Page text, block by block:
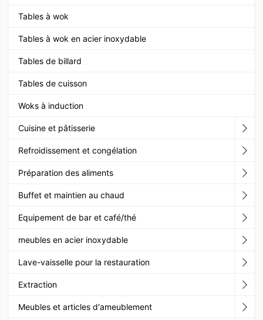
Tables à wok
Tables à wok en acier inoxydable
Tables de billard
Tables de cuisson
Woks à induction
Cuisine et pâtisserie
Refroidissement et congélation
Préparation des aliments
Buffet et maintien au chaud
Equipement de bar et café/thé
meubles en acier inoxydable
Lave-vaisselle pour la restauration
Extraction
Meubles et articles d'ameublement